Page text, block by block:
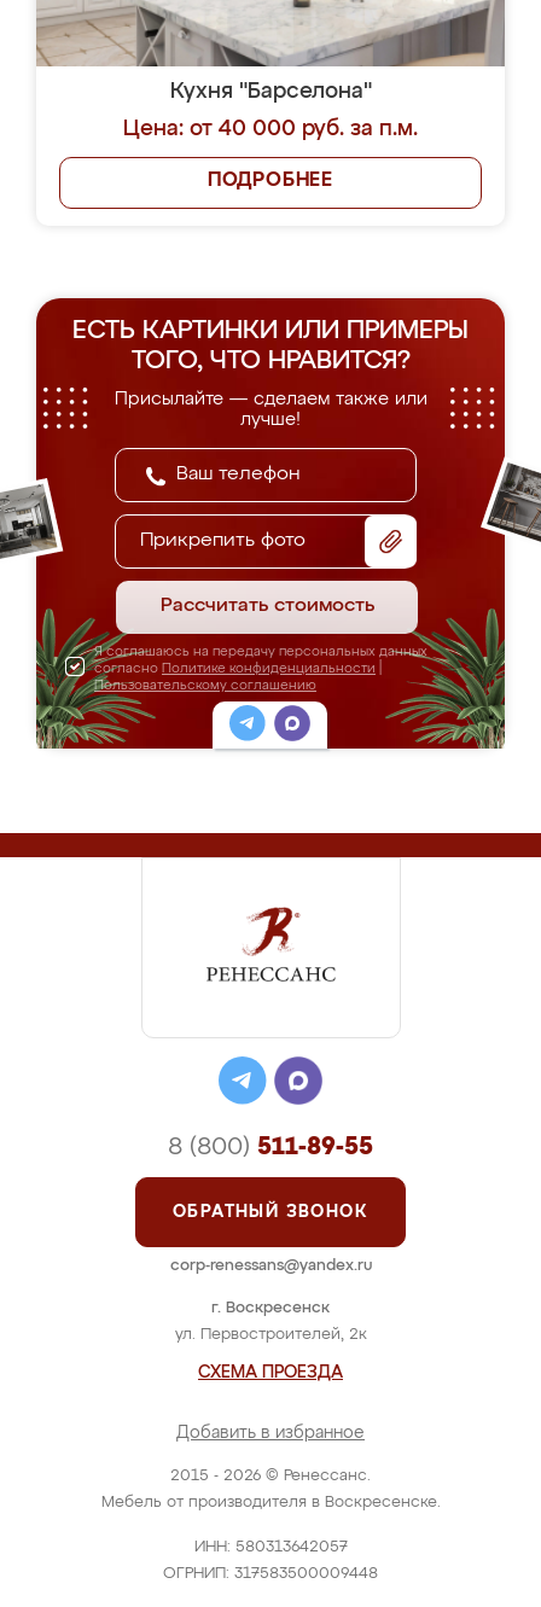
Кухня "Барселона"
Цена: от 40 000 руб. за п.м.
ПОДРОБНЕЕ
ЕСТЬ КАРТИНКИ ИЛИ ПРИМЕРЫ
ТОГО, ЧТО НРАВИТСЯ?
Присылайте — сделаем также или
лучше!
Прикрепить фото
Рассчитать стоимость
Я соглашаюсь на передачу персональных данных
согласно Политике конфиденциальности
Пользовательскому соглашению
2015 - 2026 © Ренессанс.
Мебель от производителя в Воскресенске.
ИНН: 580313642057
ОГРНИП: 317583500009448
г. Воскресенск
ул. Первостроителей, 2к
СХЕМА ПРОЕЗДА
Добавить в избранное
8 (800) 511-89-55
ОБРАТНЫЙ ЗВОНОК
corp-renessans@yandex.ru